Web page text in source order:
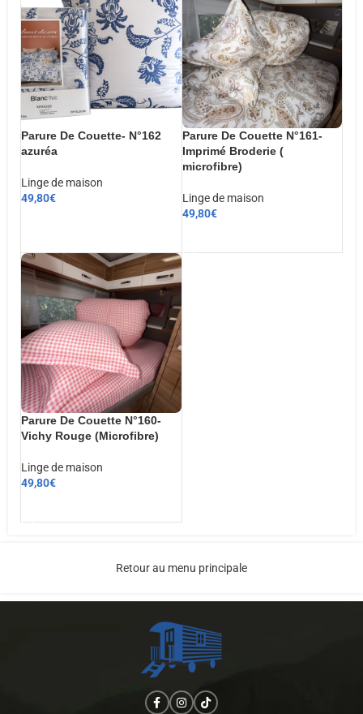
Parure De Couette- N°162
azuréa
Linge de maison
49,80€
Parure De Couette N°161-
Imprimé Broderie (
microfibre)
Linge de maison
49,80€
Parure De Couette N°160-
Vichy Rouge (Microfibre)
Linge de maison
49,80€
Retour au menu principale